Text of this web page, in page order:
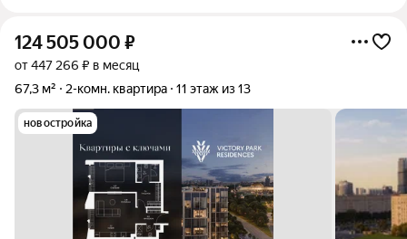
124 505 000 ₽
от 447 266 ₽ в месяц
67,3 м²
2-комн. квартира 11 этаж из 13
новостройка